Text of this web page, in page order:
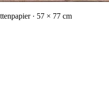
· 57 × 77 cm